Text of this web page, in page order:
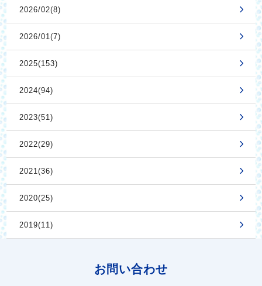
2026/02(8)
2026/01(7)
2025(153)
2024(94)
2023(51)
2022(29)
2021(36)
2020(25)
2019(11)
お問い合わせ